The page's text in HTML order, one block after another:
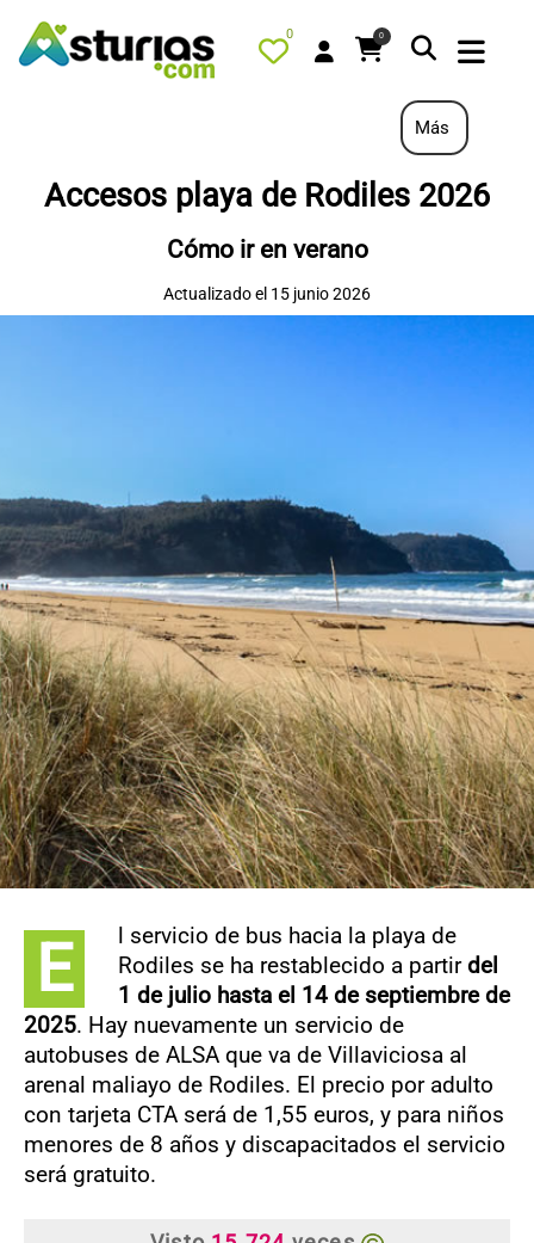
0 0
PORTADA
QUÉ HACER
ALOJAMIENTOS
OFERTAS
CONTACTO
Más
Accesos playa de Rodiles 2026
Cómo ir en verano
Actualizado el 15 junio 2026
E
l servicio de bus hacia la playa de
Rodiles se ha restablecido a partirdel
1 de julio hasta el 14 de septiembre de
2025. Hay nuevamente un servicio de
autobuses de ALSA que va de Villaviciosa al
arenal maliayo de Rodiles. El precio por adulto
con tarjeta CTA será de 1,55 euros, y para niños
menores de 8 años y discapacitados el servicio
será gratuito.